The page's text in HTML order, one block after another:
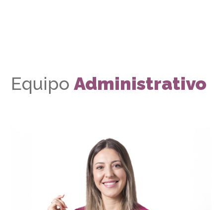
EquipoAdministrativo